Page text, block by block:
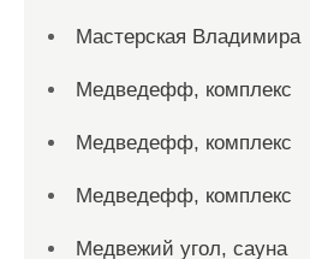
Мастерская Владимира
Медведефф, комплекс
Медведефф, комплекс
Медведефф, комплекс
Медвежий угол, сауна